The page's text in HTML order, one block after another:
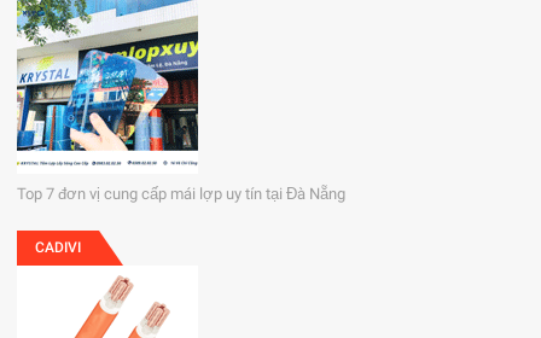
Top 7 đơn vị cung cấp mái lợp uy tín tại Đà Nẵng
CADIVI